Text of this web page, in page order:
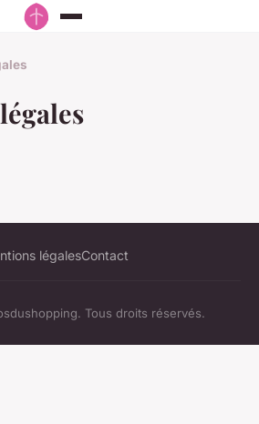
légalesContact
Tous droits réservés.